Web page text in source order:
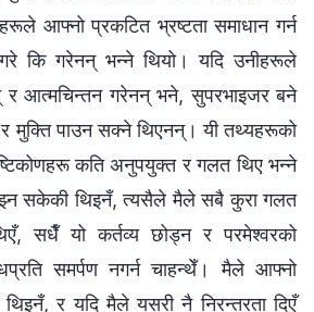
आफ्नो प्रकटित भ्रष्टता समाधान गर्न
गरे कि गरेनन् भन्‍ने थियो। यदि उनीहरूले
र आत्मचिन्तन गरेनन् भने, सुपरभाइजर बने
र मुक्ति पाउन सक्ने थिएनन्। यी तथ्यहरूको
कति अनुपयुक्त र गलत थिए भन्‍ने
सकेकी थिइनँ, त्यसैले मैले सबै कुरा गलत
सधैँ यो कर्तव्य छोड्न र परमेश्‍वरको
समर्पण नगर्न चाहन्थेँ। मैले आफ्नो
र यदि मैले यसरी नै निरन्तरता दिएँ